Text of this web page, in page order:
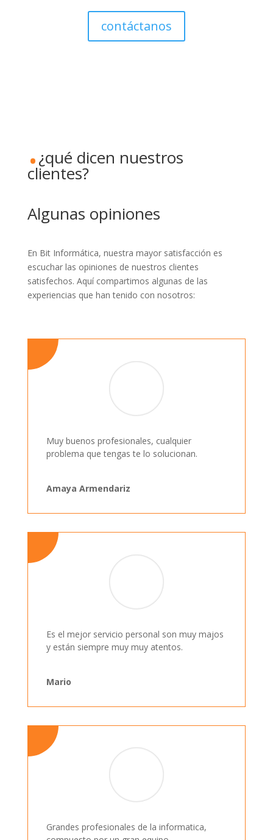
contáctanos
.¿qué dicen nuestros
clientes?
Algunas opiniones
En Bit Informática, nuestra mayor satisfacción es
escuchar las opiniones de nuestros clientes
satisfechos. Aquí compartimos algunas de las
experiencias que han tenido con nosotros:
Muy buenos profesionales, cualquier
problema que tengas te lo solucionan.
Amaya Armendariz
Es el mejor servicio personal son muy majos
y están siempre muy muy atentos.
Mario
Grandes profesionales de la informatica,